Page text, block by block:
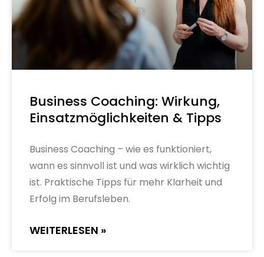
Business Coaching: Wirkung,
Einsatzmöglichkeiten & Tipps
Business Coaching – wie es funktioniert,
wann es sinnvoll ist und was wirklich wichtig
ist. Praktische Tipps für mehr Klarheit und
Erfolg im Berufsleben.
WEITERLESEN »